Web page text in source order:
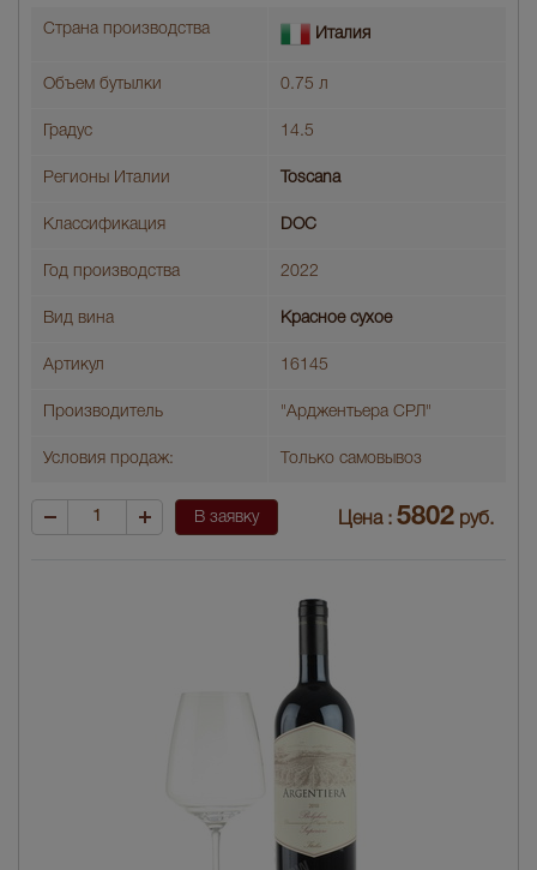
Страна производства Италия
Объем бутылки 0.75 л
Градус 14.5
Регионы Италии Toscana
Классификация DOC
Год производства 2022
Вид вина Красное сухое
Артикул 16145
Производитель "Арджентьера СРЛ"
Условия продаж: Только самовывоз
В заявку Цена : 5802 руб.